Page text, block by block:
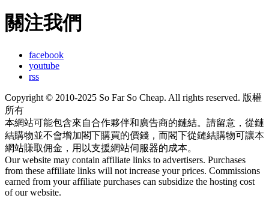
關注我們
facebook
youtube
rss
Copyright © 2010-2025 So Far So Cheap. All rights reserved. 版權
所有
本網站可能包含來自合作夥伴和廣告商的鏈結。請留意，從鏈
結購物並不會增加閣下購買的價錢，而閣下從鏈結購物可讓本
網站賺取佣金，用以支援網站伺服器的成本。
Our website may contain affiliate links to advertisers. Purchases
from these affiliate links will not increase your prices. Commissions
earned from your affiliate purchases can subsidize the hosting cost
of our website.